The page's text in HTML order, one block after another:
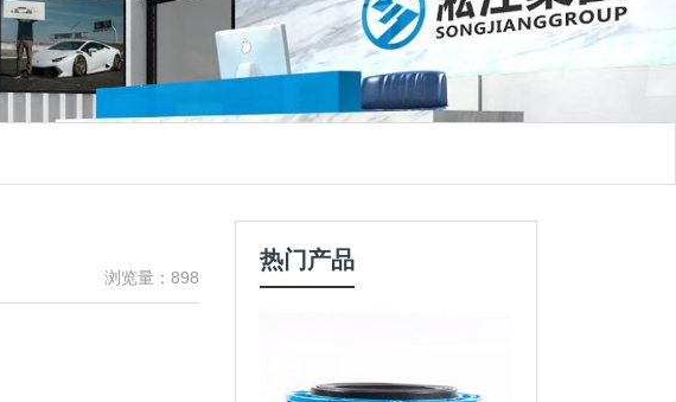
浏览量：898
热门产品